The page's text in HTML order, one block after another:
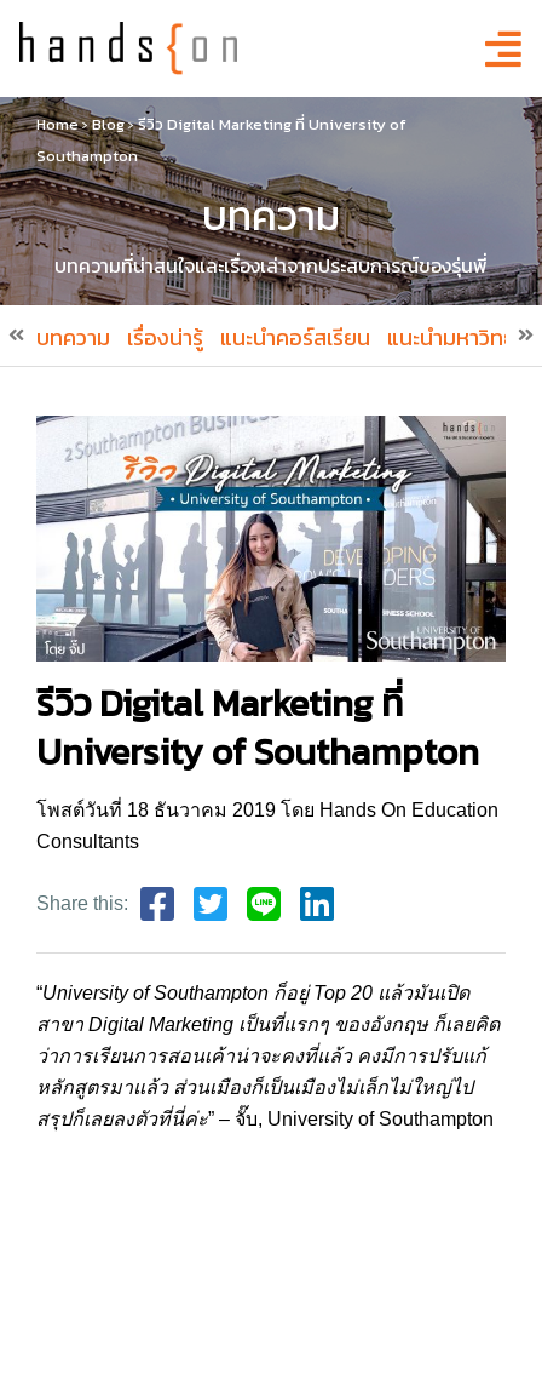
Home›Blog›รีวิว Digital Marketing ที่ University of
Southampton
บทความ
บทความที่น่าสนใจและเรื่องเล่าจากประสบการณ์ของรุ่นพี่
บทความ เรื่องน่ารู้ แนะนำคอร์สเรียน แนะนำมหาวิทยา
รีวิว Digital Marketing ที่
University of Southampton
โพสต์วันที่ 18 ธันวาคม 2019 โดย Hands On Education
Consultants
Share this:
“University of Southampton ก็อยู่Top 20 แล้วมันเปิด
สาขา Digital Marketing เป็นที่แรกๆ ของอังกฤษ ก็เลยคิด
ว่าการเรียนการสอนเค้าน่าจะคงที่แล้ว คงมีการปรับแก้
หลักสูตรมาแล้ว ส่วนเมืองก็เป็นเมืองไม่เล็กไม่ใหญ่ไป
สรุปก็เลยลงตัวที่นี่ค่ะ” – จั๊บ, University of Southampton